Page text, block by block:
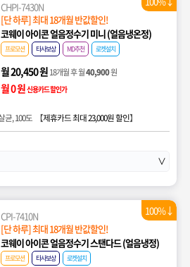
CHPI-7430N
[단 하루] 최대 18개월 반값할인!
코웨이 아이콘 얼음정수기 미니 (얼음냉온정)
프로모션 타사보상 MD추천 로켓설치
월 20,450 원18개월 후 월40,900원
월 0 원신용카드 할인가
균, 100도 【제휴카드 최대 23,000원 할인】
∨
CPI-7410N
[단 하루] 최대 18개월 반값할인!
코웨이 아이콘 얼음정수기 스탠다드 (얼음냉정)
프로모션 타사보상 로켓설치
100%↓